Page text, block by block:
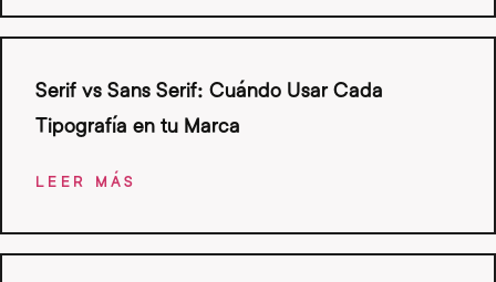
Serif vs Sans Serif: Cuándo Usar Cada
Tipografía en tu Marca
LEER MÁS